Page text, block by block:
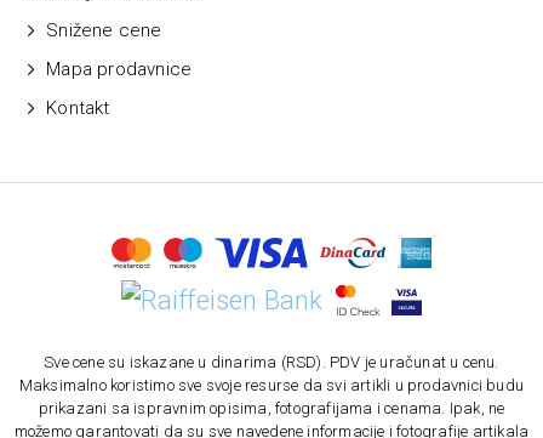
Snižene cene
Mapa prodavnice
Kontakt
Sve cene su iskazane u dinarima (RSD). PDV je uračunat u cenu.
Maksimalno koristimo sve svoje resurse da svi artikli u prodavnici budu
prikazani sa ispravnim opisima, fotografijama i cenama. Ipak, ne
možemo garantovati da su sve navedene informacije i fotografije artikala